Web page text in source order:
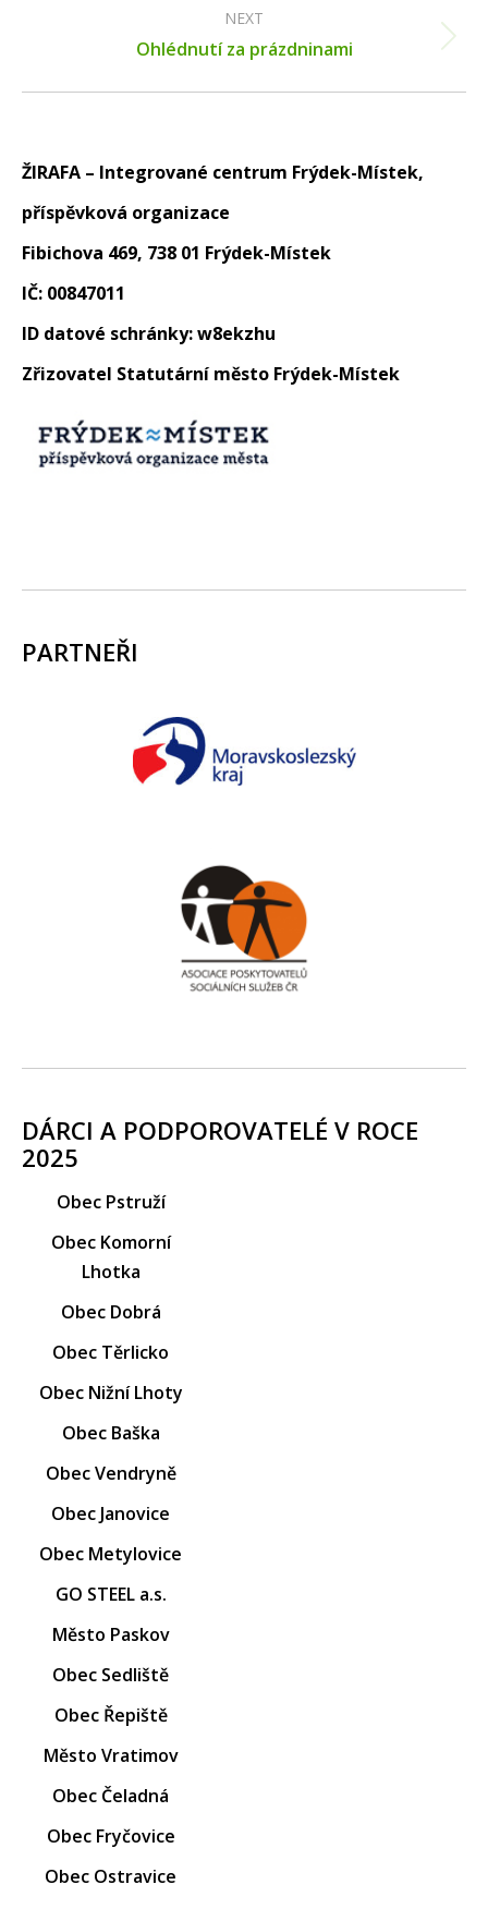
NEXT
Next
Ohlédnutí za prázdninami
ŽIRAFA – Integrované centrum Frýdek-Místek,
příspěvková organizace
Fibichova 469, 738 01 Frýdek-Místek
IČ: 00847011
ID datové schránky: w8ekzhu
Zřizovatel Statutární město Frýdek-Místek
PARTNEŘI
DÁRCI A PODPOROVATELÉ V ROCE
2025
Obec Pstruží
Obec Komorní
Lhotka
Obec Dobrá
Obec Těrlicko
Obec Nižní Lhoty
Obec Baška
Obec Vendryně
Obec Janovice
Obec Metylovice
GO STEEL a.s.
Město Paskov
Obec Sedliště
Obec Řepiště
Město Vratimov
Obec Čeladná
Obec Fryčovice
Obec Ostravice